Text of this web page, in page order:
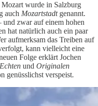
wurde in Salzburg
auch Mozartstadtgenannt.
zwar auf einem hohen
hat natürlich auch ein paar
aufmerksam das Treiben auf
kann vielleicht eine
Folge erklärt Jochen
Echten und Originalen
genüsslichst verspeist.